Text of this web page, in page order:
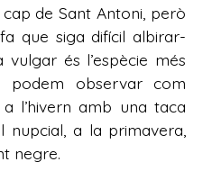
de Sant Antoni, però
que siga difícil albirar-
és l’espècie més
observar com
l’hivern amb una taca
nupcial, a la primavera,
negre.